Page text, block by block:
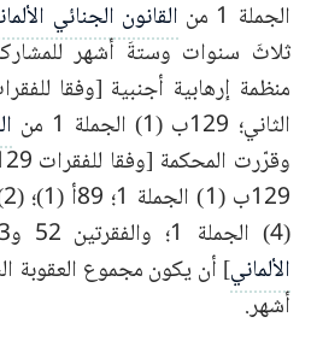
الجملة 1 من
القانون الجنائي
ثلاثَ سنوات وستةَ أشهر
الثاني؛ 129ب (1) الجملة 1 من
(4) الجملة 1؛ والفقرتين 52 و53 من
الألماني] أن يكون مجموع العقوبة
أشهر.